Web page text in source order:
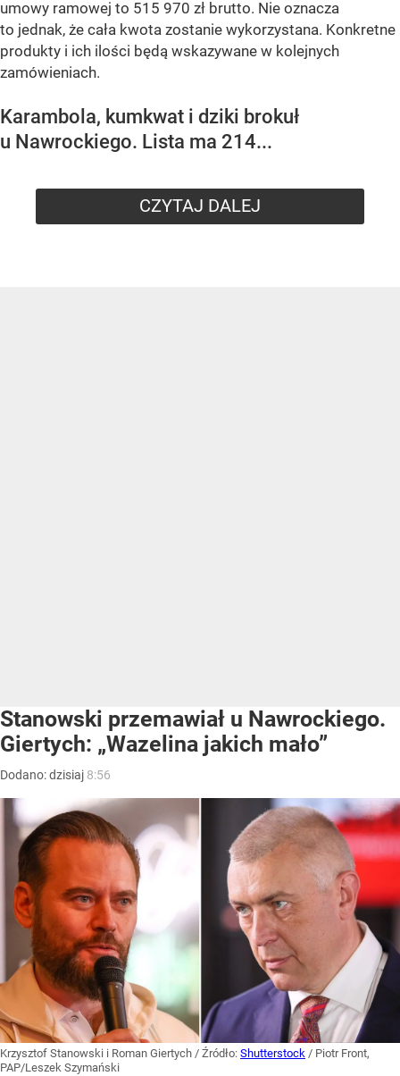
umowy ramowej to 515 970 zł brutto. Nie oznacza
to jednak, że cała kwota zostanie wykorzystana. Konkretne
produkty i ich ilości będą wskazywane w kolejnych
zamówieniach.
Karambola, kumkwat i dziki brokuł
u Nawrockiego. Lista ma 214...
CZYTAJ DALEJ
Stanowski przemawiał u Nawrockiego.
Giertych: „Wazelina jakich mało”
Dodano:dzisiaj 8:56
Krzysztof Stanowski i Roman Giertych / Źródło: Shutterstock / Piotr Front,
PAP/Leszek Szymański